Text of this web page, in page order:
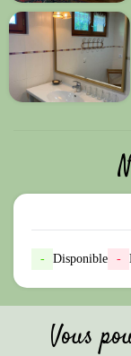
- Disponible -
Vous